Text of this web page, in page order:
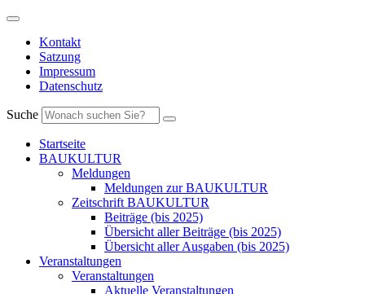
Kontakt
Satzung
Impressum
Datenschutz
Suche
Startseite
BAUKULTUR
Meldungen
Meldungen zur BAUKULTUR
Zeitschrift BAUKULTUR
Beiträge (bis 2025)
Übersicht aller Beiträge (bis 2025)
Übersicht aller Ausgaben (bis 2025)
Veranstaltungen
Veranstaltungen
Aktuelle Veranstaltungen